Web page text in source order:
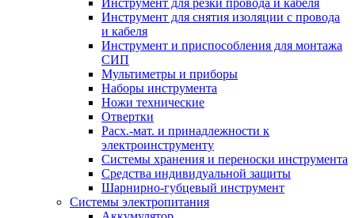
Инструмент для резки провода и кабеля
Инструмент для снятия изоляции с провода
и кабеля
Инструмент и приспособления для монтажа
СИП
Мультиметры и приборы
Наборы инструмента
Ножи технические
Отвертки
Расх.-мат. и принадлежности к
электроинструменту
Системы хранения и переноски инструмента
Средства индивидуальной защиты
Шарнирно-губцевый инструмент
Системы электропитания